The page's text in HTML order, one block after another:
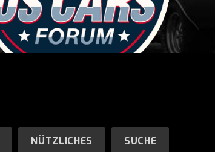
NÜTZLICHES SUCHE